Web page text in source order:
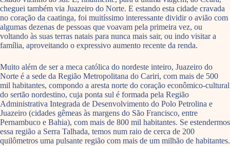
cheguei também via Juazeiro do Norte. E estando esta cidade cravada
no coração da caatinga, foi muitíssimo interessante dividir o avião com
algumas dezenas de pessoas que voavam pela primeira vez, ou
voltando às suas terras natais para nunca mais sair, ou indo visitar a
família, aproveitando o expressivo aumento recente da renda.
Muito além de ser a meca católica do nordeste inteiro, Juazeiro do
Norte é a sede da Região Metropolitana do Cariri, com mais de 500
mil habitantes, compondo a aresta norte do coração econômico-cultural
do sertão nordestino, cuja ponta sul é formada pela Região
Administrativa Integrada de Desenvolvimento do Polo Petrolina e
Juazeiro (cidades gêmeas às margens do São Francisco, entre
Pernambuco e Bahia), com mais de 800 mil habitantes. Se estendermos
essa região a Serra Talhada, temos num raio de cerca de 200
quilômetros uma pulsante região com mais de um milhão de habitantes.